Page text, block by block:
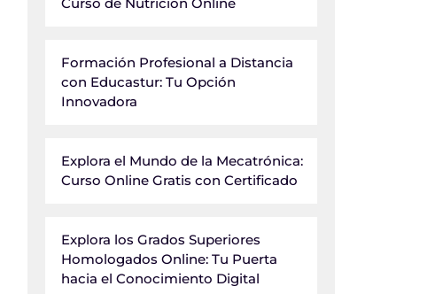
Formación Profesional a Distancia
con Educastur: Tu Opción
Innovadora
Explora el Mundo de la Mecatrónica:
Curso Online Gratis con Certificado
Explora los Grados Superiores
Homologados Online: Tu Puerta
hacia el Conocimiento Digital